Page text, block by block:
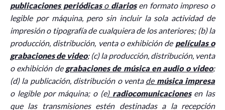
publicaciones periódicaso diariosen formato impreso o
legible por máquina, pero sin incluir la sola actividad de
impresión o tipografía de cualquiera de los anteriores; (b) la
producción, distribución, venta o exhibición de películas o
grabaciones de video; (c) la producción, distribución, venta
o exhibición de grabaciones de música en audio o video;
(d) la publicación, distribución o venta de música impresa
o legible por máquina; o (e) radiocomunicacionesen las
que las transmisiones estén destinadas a la recepción